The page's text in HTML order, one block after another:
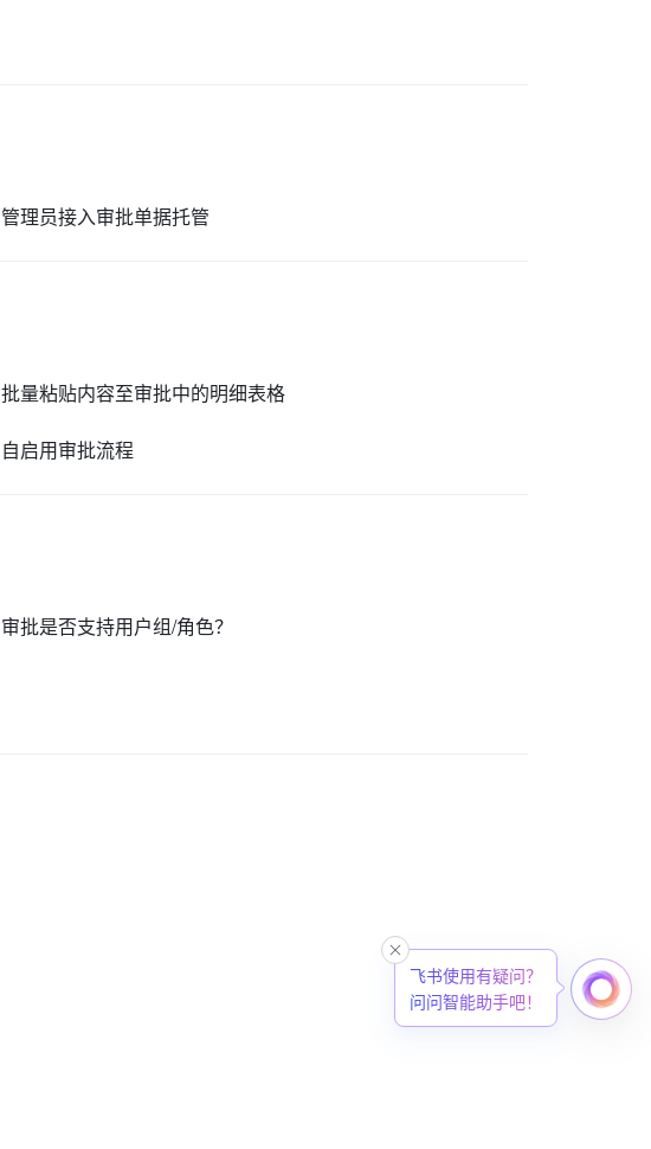
管理员接入审批单据托管
批量粘贴内容至审批中的明细表格
自启用审批流程
审批是否支持用户组/角色？
飞书使用有疑问？
问问智能助手吧！